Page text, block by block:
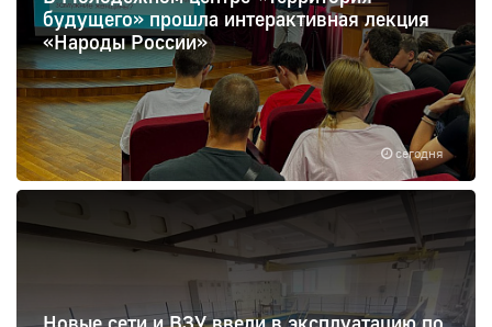
сегодня
будущего» прошла интерактивная лекция
«Народы России»